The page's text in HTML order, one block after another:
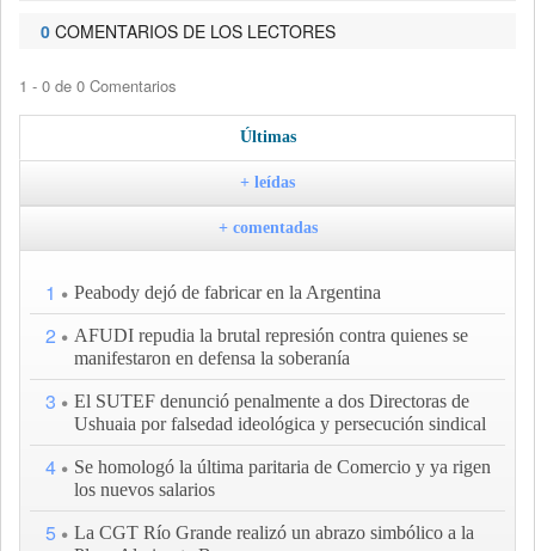
0 COMENTARIOS DE LOS LECTORES
1 - 0 de 0 Comentarios
Últimas
+ leídas
+ comentadas
1 Peabody dejó de fabricar en la Argentina
2
AFUDI repudia la brutal represión contra quienes se
manifestaron en defensa la soberanía
3
El SUTEF denunció penalmente a dos Directoras de
Ushuaia por falsedad ideológica y persecución sindical
4
Se homologó la última paritaria de Comercio y ya rigen
los nuevos salarios
5
La CGT Río Grande realizó un abrazo simbólico a la